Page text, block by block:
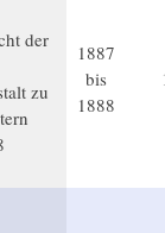
der
zu
1887
bis
1888